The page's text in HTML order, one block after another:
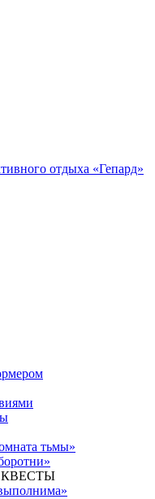
отдыха «Гепард»
тьмы»